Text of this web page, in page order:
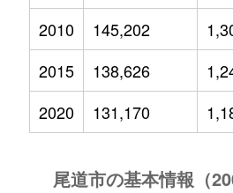
2010
145,202
2015
138,626
2020
131,170